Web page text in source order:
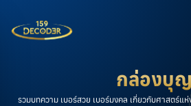
กล่องบุญ
รวมบทความ เบอร์สวย เบอร์มงคล เกี่ยวกับศาสตร์แ